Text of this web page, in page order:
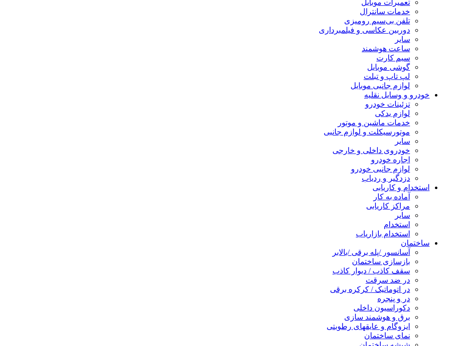
تعمیرات موبایل
خدمات سانترال
تلفن بی‌سیم رومیزی
دوربین عکاسی و فیلمبرداری
سایر
ساعت هوشمند
سیم کارت
گوشی موبایل
لپ تاپ و تبلت
لوازم جانبی موبایل
خودرو و وسایل نقلیه
تزئینات خودرو
لوازم یدکی
خدمات ماشین و موتور
موتورسیکلت و لوازم جانبی
سایر
خودروی داخلی و خارجی
اجاره خودرو
لوازم جانبی خودرو
دزدگیر و ردیاب
استخدام و کاریابی
آماده به کار
مراکز کاریابی
سایر
استخدام
استخدام بازاریاب
ساختمان
آسانسور /پله برقی /بالابر
بازسازی ساختمان
سقف کاذب / دیوار کاذب
در ضد سرقت
در اتوماتیک / کرکره برقی
در و پنجره
دکوراسیون داخلی
برق و هوشمند سازی
ایزوگام و عایقهای رطوبتی
نمای ساختمان